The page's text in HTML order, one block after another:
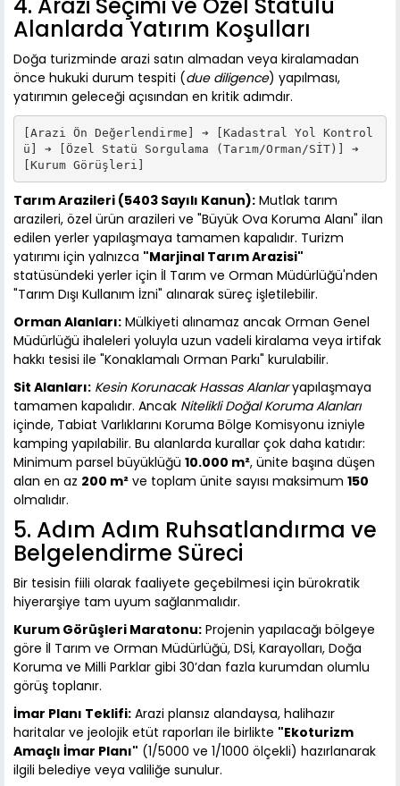
4. Arazi Seçimi ve Özel Statülü
Alanlarda Yatırım Koşulları
Doğa turizminde arazi satın almadan veya kiralamadan
önce hukuki durum tespiti (due diligence) yapılması,
yatırımın geleceği açısından en kritik adımdır.
[Arazi Ön Değerlendirme] ➔ [Kadastral Yol Kontrol
ü] ➔ [Özel Statü Sorgulama (Tarım/Orman/SİT)] ➔
Tarım Arazileri (5403 Sayılı Kanun): Mutlak tarım
arazileri, özel ürün arazileri ve "Büyük Ova Koruma Alanı" ilan
edilen yerler yapılaşmaya tamamen kapalıdır. Turizm
yatırımı için yalnızca "Marjinal Tarım Arazisi"
statüsündeki yerler için İl Tarım ve Orman Müdürlüğü'nden
"Tarım Dışı Kullanım İzni" alınarak süreç işletilebilir.
Orman Alanları: Mülkiyeti alınamaz ancak Orman Genel
Müdürlüğü ihaleleri yoluyla uzun vadeli kiralama veya irtifak
hakkı tesisi ile "Konaklamalı Orman Parkı" kurulabilir.
Sit Alanları: Kesin Korunacak Hassas Alanlaryapılaşmaya
tamamen kapalıdır. Ancak Nitelikli Doğal Koruma Alanları
içinde, Tabiat Varlıklarını Koruma Bölge Komisyonu izniyle
kamping yapılabilir. Bu alanlarda kurallar çok daha katıdır:
Minimum parsel büyüklüğü 10.000 m², ünite başına düşen
alan en az 200 m² ve toplam ünite sayısı maksimum 150
olmalıdır.
5. Adım Adım Ruhsatlandırma ve
Belgelendirme Süreci
Bir tesisin fiili olarak faaliyete geçebilmesi için bürokratik
hiyerarşiye tam uyum sağlanmalıdır.
Kurum Görüşleri Maratonu: Projenin yapılacağı bölgeye
göre İl Tarım ve Orman Müdürlüğü, DSİ, Karayolları, Doğa
Koruma ve Milli Parklar gibi 30’dan fazla kurumdan olumlu
görüş toplanır.
İmar Planı Teklifi: Arazi plansız alandaysa, halihazır
haritalar ve jeolojik etüt raporları ile birlikte "Ekoturizm
Amaçlı İmar Planı" (1/5000 ve 1/1000 ölçekli) hazırlanarak
ilgili belediye veya valiliğe sunulur.